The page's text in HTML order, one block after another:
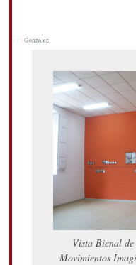
Vista Bienal de
Movimientos